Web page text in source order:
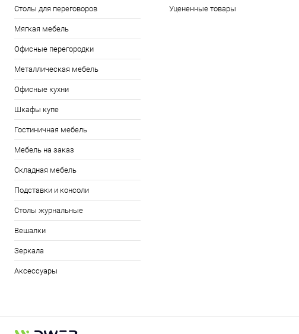
Столы для переговоров
Мягкая мебель
Офисные перегородки
Металлическая мебель
Офисные кухни
Шкафы купе
Гостиничная мебель
Мебель на заказ
Складная мебель
Подставки и консоли
Столы журнальные
Вешалки
Зеркала
Аксессуары
Уцененные товары